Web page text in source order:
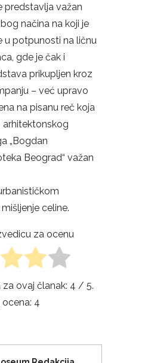
predstavlja važan
načina na koji je
u potpunosti na ličnu
gde je čak i
prikupljen kroz
– već upravo
na pisanu reč koja
„Bogdan
Beograd“ važan
celine.
za ocenu
za ovaj članak: 4 / 5.
ocena: 4